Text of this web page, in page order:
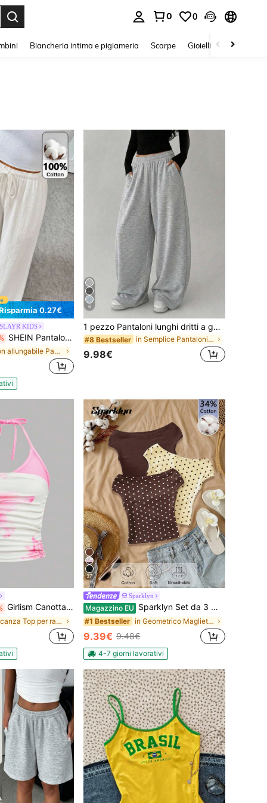
0 0
Biancheria intima e pigiameria Scarpe Gioielli E Accessori
0.27€
KIDS
SHEIN Pantaloni bianchi a gamba larga con vita elastica, casual e basic per uso quotidiano, per ragazze pre-adolescenti, ritorno a scuola
in Non allungabile Pantaloni per ragazze adolescen
6
1 pezzo Pantaloni lunghi dritti a gamba larga con vita elastica personalizzati casual sportivi per ragazze adolescenti primavera autunno inverno
#8 Bestseller in Semplice Pantaloni per ragazze adolescenti
9.98€
Girlism Canotta casual estiva per ragazze pre-adolescenti, senza spalline, con stampa floreale di ibisco rosa e patchwork, design semplice e confortevole, con arricciature ed elastico in vita
in Vacanza Top per ragazze adolescenti
37
Sparklyn
Magazzino EU Sparklyn Set da 3 magliette a spalle scoperte multicolore per ragazze pre-adolescenti, adatte per le vacanze
#1 Bestseller in Geometrico Magliette per ragazze adolescenti
9.39€ 9.48€
4-7 giorni lavorativi